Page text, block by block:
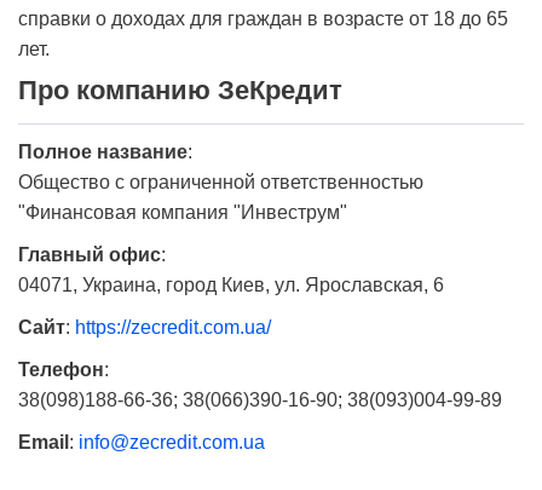
справки о доходах для граждан в возрасте от 18 до 65
лет.
Про компанию ЗеКредит
Полное название:
Общество с ограниченной ответственностью
"Финансовая компания "Инвеструм"
Главный офис:
04071, Украина, город Киев, ул. Ярославская, 6
Сайт: https://zecredit.com.ua/
Телефон:
38(098)188-66-36; 38(066)390-16-90; 38(093)004-99-89
Email : info@zecredit.com.ua